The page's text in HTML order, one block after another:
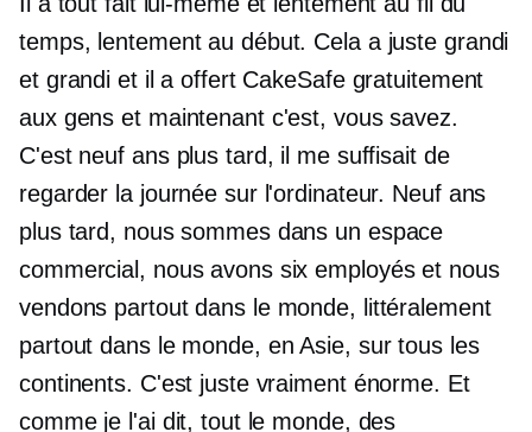
temps, lentement au début. Cela a juste grandi
et grandi et il a offert CakeSafe gratuitement
aux gens et maintenant c'est, vous savez.
C'est neuf ans plus tard, il me suffisait de
regarder la journée sur l'ordinateur. Neuf ans
plus tard, nous sommes dans un espace
commercial, nous avons six employés et nous
vendons partout dans le monde, littéralement
partout dans le monde, en Asie, sur tous les
continents. C'est juste vraiment énorme. Et
comme je l'ai dit, tout le monde, des